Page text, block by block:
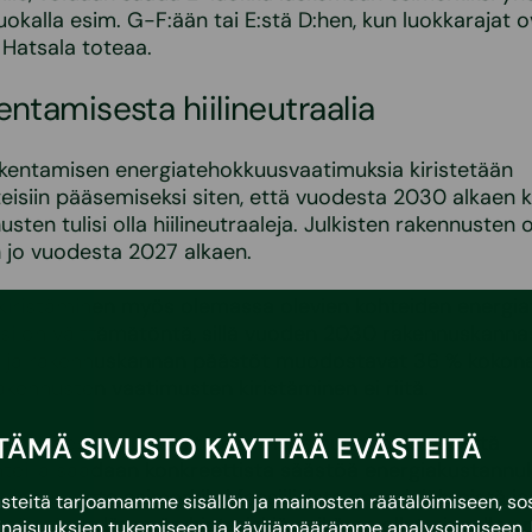
SIVUSTO KÄYTTÄÄ EVÄSTEITÄ
tarjoamamme sisällön ja mainosten räätälöimiseen,
esim. G-F:ään tai E:stä D:hen, kun luokkarajat
Hatsala toteaa.
hiilineutraalia
energiatehokkuusvaatimuksia kiristetään
pääsemiseksi siten, että vuodesta 2030 alkaen
tulisi olla hiilineutraaleja. Julkisten rakennusten
vuodesta 2027 alkaen.
on välttämätöntä, sillä vuoden 2030
rakennuskannan päästöt muodostavat 36 %
vaatimusten kiristäminen ei riitä.
tulisi kuitenkin myös huomioida se, että
esimerkiksi fossiilisista energialähteistä ja
sähkön ja lämmön hintariskiä, mikä on ollut pinnalla